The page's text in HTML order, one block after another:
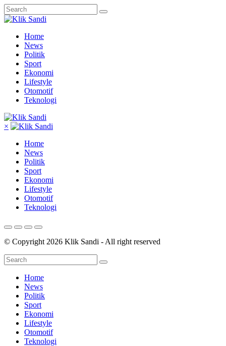
Home
News
Politik
Sport
Ekonomi
Lifestyle
Otomotif
Teknologi
×
Home
News
Politik
Sport
Ekonomi
Lifestyle
Otomotif
Teknologi
© Copyright 2026 Klik Sandi - All right reserved
Home
News
Politik
Sport
Ekonomi
Lifestyle
Otomotif
Teknologi